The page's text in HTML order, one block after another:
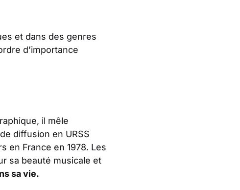
et dans des genres
d’importance
il mêle
diffusion en URSS
en France en 1978. Les
sa beauté musicale et
sa vie.